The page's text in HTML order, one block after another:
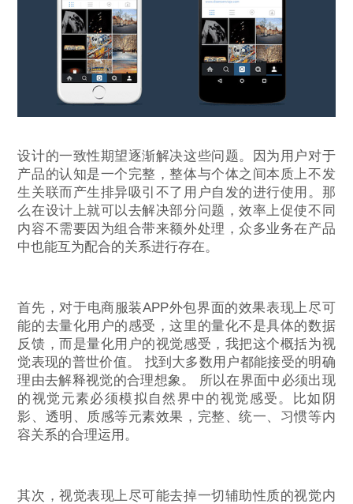
设计的一致性期望逐渐解决这些问题。因为用户对于
产品的认知是一个完整，整体与个体之间本质上不发
生关联而产生排异吸引不了用户自发的进行使用。那
么在设计上就可以去解决部分问题，效率上促使不同
内容不需要因为组合带来额外处理，众多业务在产品
中也能互为配合的关系进行存在。
首先，对于电商服装APP外包界面的效果表现上尽可
能的去量化用户的感受，这里的量化不是具体的数据
反馈，而是量化用户的视觉感受，我把这个概括为视
觉表现的普世价值。 找到大多数用户都能接受的明确
理由去解释视觉的合理想象。 所以在界面中必须出现
的视觉元素必须模拟自然界中的视觉感受。比如阴
影、透明、质感等元素效果，完整、统一、习惯等内
容关系的合理运用。
其次，视觉表现上尽可能去掉一切辅助性质的视觉内